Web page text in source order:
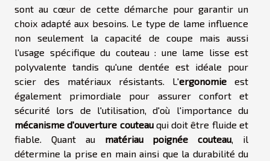
sont au cœur de cette démarche pour garantir un
choix adapté aux besoins. Le type de lame influence
non seulement la capacité de coupe mais aussi
l'usage spécifique du couteau : une lame lisse est
polyvalente tandis qu'une dentée est idéale pour
scier des matériaux résistants. L'ergonomie est
également primordiale pour assurer confort et
sécurité lors de l'utilisation, d'où l'importance du
mécanisme d'ouverture couteauqui doit être fluide et
fiable. Quant au matériau poignée couteau , il
détermine la prise en main ainsi que la durabilité du